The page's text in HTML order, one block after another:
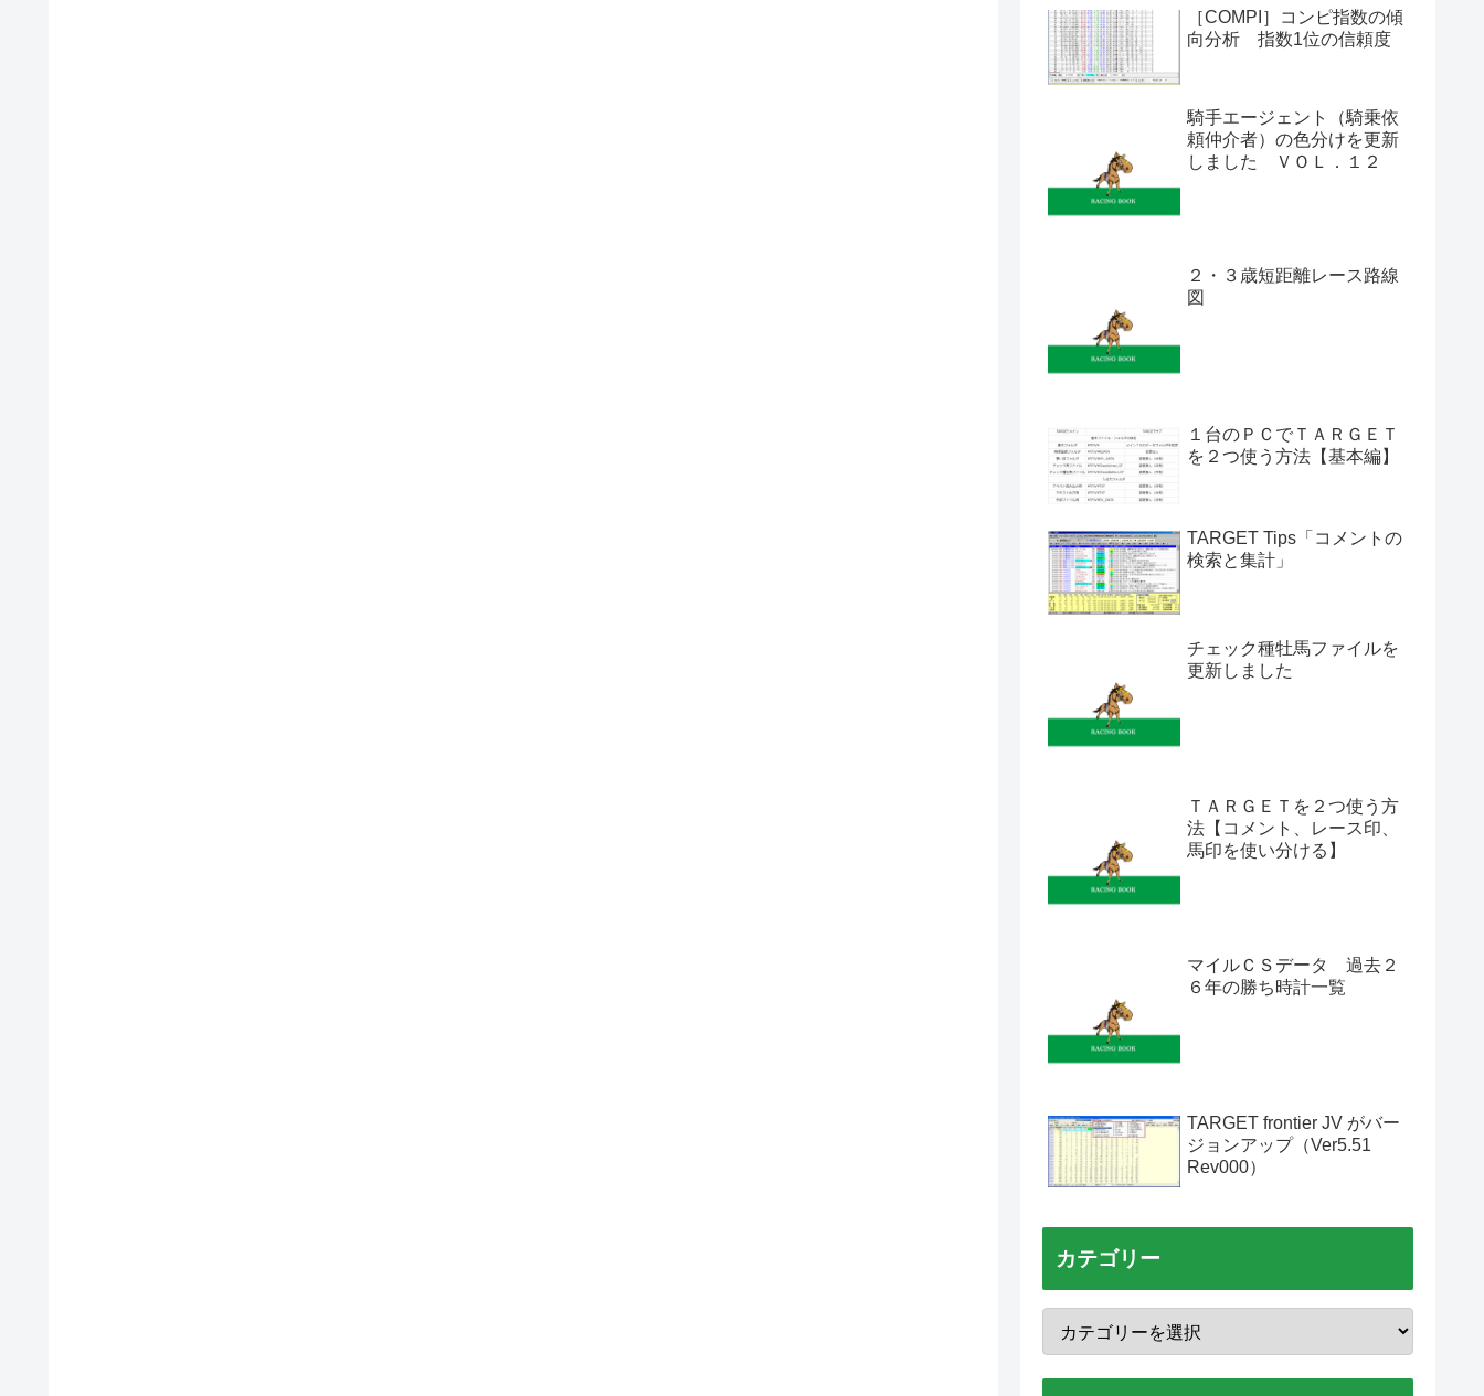
［COMPI］コンピ指数の傾
向分析 指数1位の信頼度
騎手エージェント（騎乗依
頼仲介者）の色分けを更新
しました ＶＯＬ．１２
２・３歳短距離レース路線
図
１台のＰＣでＴＡＲＧＥＴ
を２つ使う方法【基本編】
TARGET Tips「コメントの
検索と集計」
チェック種牡馬ファイルを
更新しました
ＴＡＲＧＥＴを２つ使う方
法【コメント、レース印、
馬印を使い分ける】
マイルＣＳデータ 過去２
６年の勝ち時計一覧
TARGET frontier JV がバー
ジョンアップ（Ver5.51
Rev000）
カテゴリー